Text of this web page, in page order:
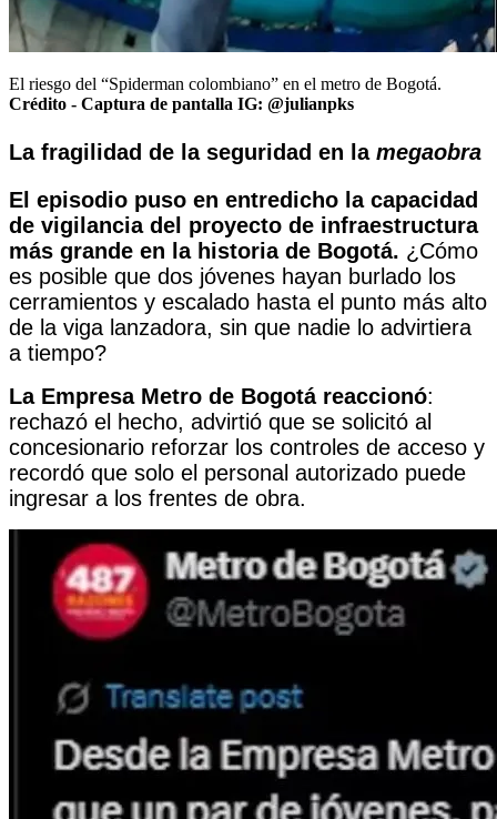
El riesgo del “Spiderman colombiano” en el metro de Bogotá.
Crédito - Captura de pantalla IG: @julianpks
La fragilidad de la seguridad en la megaobra
El episodio puso en entredicho la capacidad
de vigilancia del proyecto de infraestructura
más grande en la historia de Bogotá. ¿Cómo
es posible que dos jóvenes hayan burlado los
cerramientos y escalado hasta el punto más alto
de la viga lanzadora, sin que nadie lo advirtiera
a tiempo?
La Empresa Metro de Bogotá reaccionó:
rechazó el hecho, advirtió que se solicitó al
concesionario reforzar los controles de acceso y
recordó que solo el personal autorizado puede
ingresar a los frentes de obra.